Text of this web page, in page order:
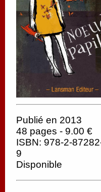
Publié en 2013
48 pages - 9.00 €
ISBN: 978-2-
9
Disponible